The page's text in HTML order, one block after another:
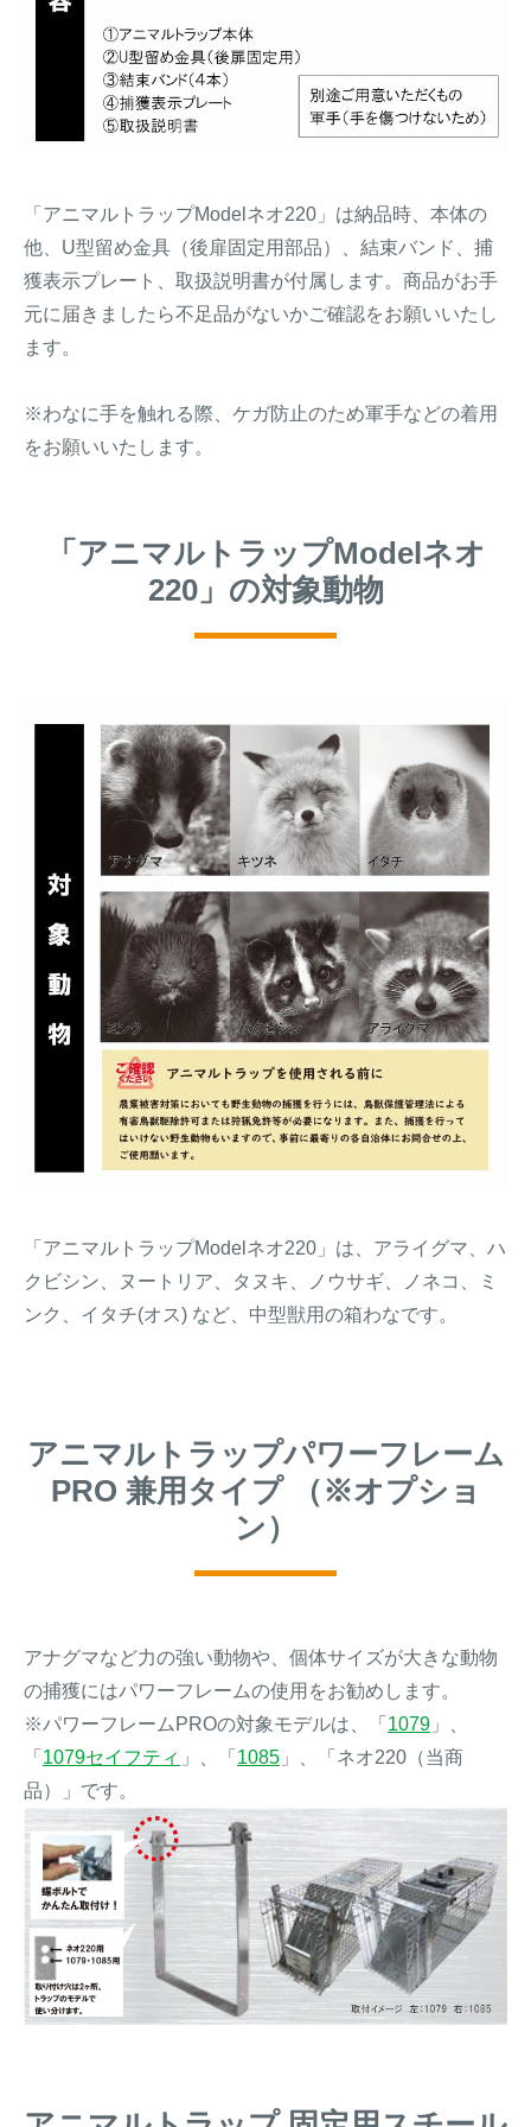
「アニマルトラップModelネオ220」は納品時、本体の
他、U型留め金具（後扉固定用部品）、結束バンド、捕
獲表示プレート、取扱説明書が付属します。商品がお手
元に届きましたら不足品がないかご確認をお願いいたし
ます。
※わなに手を触れる際、ケガ防止のため軍手などの着用
をお願いいたします。
「アニマルトラップModelネオ
220」の対象動物
「アニマルトラップModelネオ220」は、アライグマ、ハ
クビシン、ヌートリア、タヌキ、ノウサギ、ノネコ、ミ
ンク、イタチ(オス) など、中型獣用の箱わなです。
アニマルトラップパワーフレーム
PRO 兼用タイプ （※オプショ
ン）
アナグマなど力の強い動物や、個体サイズが大きな動物
の捕獲にはパワーフレームの使用をお勧めします。
※パワーフレームPROの対象モデルは、「 1079 」、
「 1079セイフティ 」、「 1085 」、「ネオ220（当商
品）」です。